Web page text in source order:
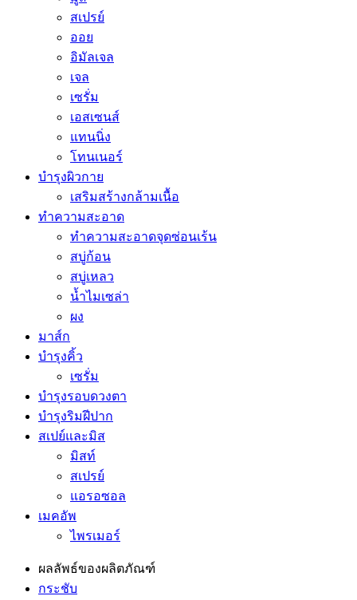
สเปรย์
ออย
อิมัลเจล
เจล
เซรั่ม
เอสเซนส์
แทนนิ่ง
โทนเนอร์
บำรุงผิวกาย
เสริมสร้างกล้ามเนื้อ
ทำความสะอาด
ทำความสะอาดจุดซ่อนเร้น
สบู่ก้อน
สบู่เหลว
น้ำไมเซล่า
ผง
มาส์ก
บำรุงคิ้ว
เซรั่ม
บำรุงรอบดวงตา
บำรุงริมฝีปาก
สเปย์และมิส
มิสท์
สเปรย์
แอรอซอล
เมคอัพ
ไพรเมอร์
ผลลัพธ์ของผลิตภัณฑ์
กระชับ